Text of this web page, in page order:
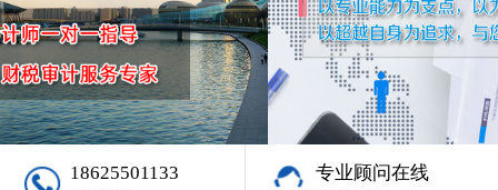
18625501133 专业顾问在线